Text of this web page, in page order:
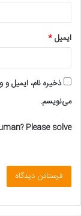
ایمیل*
ذخیره نام، ایمیل
می‌نویسم.
Please solve: